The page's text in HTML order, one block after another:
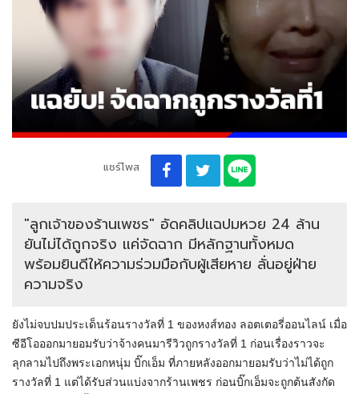
แชร์โพส
"ลูกเจ้าของร้านเพชร" อัดคลิปแฉปมหวย 24 ล้าน
ยันไม่ได้ถูกจริง แค่จัดฉาก มีหลักฐานทั้งหมด
พร้อมยินดีให้ความร่วมมือกับผู้เสียหาย ลั่นอยู่ฝ่าย
ความจริง
ยังไม่จบปมประเด็นร้อนรางวัลที่ 1 ของหงส์ทอง ลอตเตอรี่ออนไลน์ เมื่อ
ซีอีโอออกมายอมรับว่าจ้างคนมารีวิวถูกรางวัลที่ 1 ก่อนเรื่องราวจะ
ลุกลามไปถึงพระเอกหนุ่ม บิ๊กเอ็ม ที่ภายหลังออกมายอมรับว่าไม่ได้ถูก
รางวัลที่ 1 แต่ได้รับส่วนแบ่งจากร้านเพชร ก่อนบิ๊กเอ็มจะถูกต้นสังกัด